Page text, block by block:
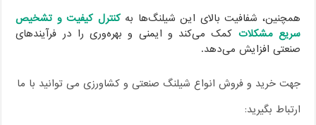
همچنین، شفافیت بالای این شیلنگ‌ها بهکنترل کیفیت و تشخیص
سریع مشکلاتکمک می‌کند و ایمنی و بهره‌وری را در فرآیندهای
صنعتی افزایش می‌دهد.
جهت خرید و فروش انواع شیلنگ صنعتی و کشاورزی می توانید با ما
ارتباط بگیرید: